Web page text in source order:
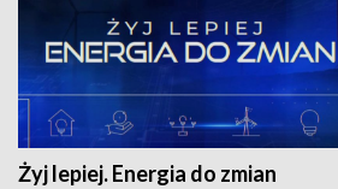
Żyj lepiej. Energia do zmian